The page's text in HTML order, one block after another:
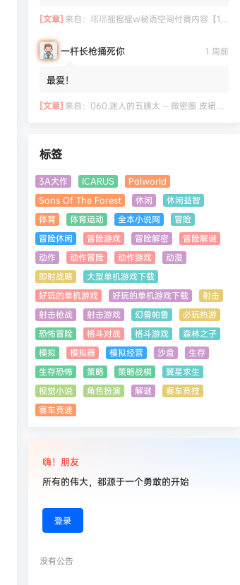
[文章] 来自： 瑶瑶摇摇摇w秘语空间付费内容【11.06】
一杆长枪捅死你 1 周前
最爱！
[文章] 来自： 060.迷人的五姨太 – 微密圈 皮裙包臀裙 [28P-127MB]
标签
3A大作 ICARUS
Palworld
Sons Of The Forest
休闲
休闲益智
体育
体育运动 全本小说网
冒险
冒险休闲
冒险游戏 冒险解密
冒险解谜
动作
动作冒险 动作游戏
动漫
即时战略
大型单机游戏下载
好玩的单机游戏
好玩的单机游戏下载
射击
射击枪战
射击游戏 幻兽帕鲁
必玩热游
恐怖冒险
格斗对战 格斗游戏
森林之子
模拟
模拟器 模拟经营 沙盒
生存
生存恐怖
策略 策略战棋
翼星求生
视觉小说
角色扮演 解谜
赛车竞技
赛车竞速
嗨！朋友
所有的伟大，都源于一个勇敢的开始
登录
没有公告